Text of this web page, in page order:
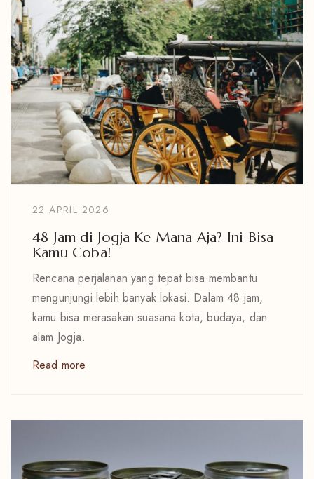
22 APRIL 2026
48 Jam di Jogja Ke Mana Aja? Ini Bisa
Kamu Coba!
Rencana perjalanan yang tepat bisa membantu
mengunjungi lebih banyak lokasi. Dalam 48 jam,
kamu bisa merasakan suasana kota, budaya, dan
alam Jogja.
Read more